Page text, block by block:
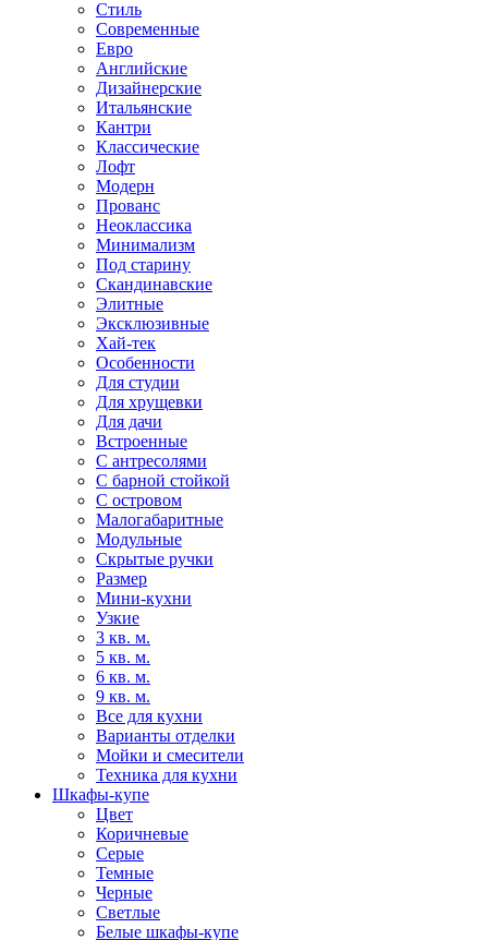
Стиль
Современные
Евро
Английские
Дизайнерские
Итальянские
Кантри
Классические
Лофт
Модерн
Прованс
Неоклассика
Минимализм
Под старину
Скандинавские
Элитные
Эксклюзивные
Хай-тек
Особенности
Для студии
Для хрущевки
Для дачи
Встроенные
С антресолями
С барной стойкой
С островом
Малогабаритные
Модульные
Скрытые ручки
Размер
Мини-кухни
Узкие
3 кв. м.
5 кв. м.
6 кв. м.
9 кв. м.
Все для кухни
Варианты отделки
Мойки и смесители
Техника для кухни
Шкафы-купе
Цвет
Коричневые
Серые
Темные
Черные
Светлые
Белые шкафы-купе